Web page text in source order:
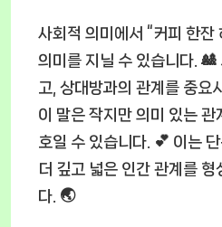
사회적 의미에서 “커피 한잔
의미를 지닐 수 있습니다.
고, 상대방과의 관계를 중요
이 말은 작지만 의미 있는 관
호일 수 있습니다. 💕 이는
더 깊고 넓은 인간 관계를 형
다. 🌏